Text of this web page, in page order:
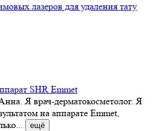
SHR Emmet
Я врач-дерматокосметолог. Я
на аппарате Emmet,
ещё